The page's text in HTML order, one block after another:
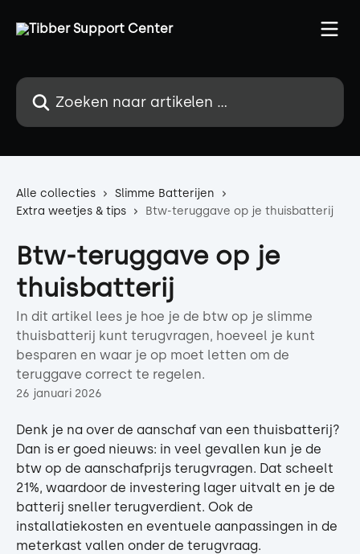
Zoeken naar artikelen ...
Alle collecties
Slimme Batterijen
Extra weetjes & tips
Btw-teruggave op je thuisbatterij
Btw-teruggave op je
thuisbatterij
In dit artikel lees je hoe je de btw op je slimme
thuisbatterij kunt terugvragen, hoeveel je kunt
besparen en waar je op moet letten om de
teruggave correct te regelen.
26 januari 2026
Denk je na over de aanschaf van een thuisbatterij?
Dan is er goed nieuws: in veel gevallen kun je de
btw op de aanschafprijs terugvragen. Dat scheelt
21%, waardoor de investering lager uitvalt en je de
batterij sneller terugverdient. Ook de
installatiekosten en eventuele aanpassingen in de
meterkast vallen onder de terugvraag.